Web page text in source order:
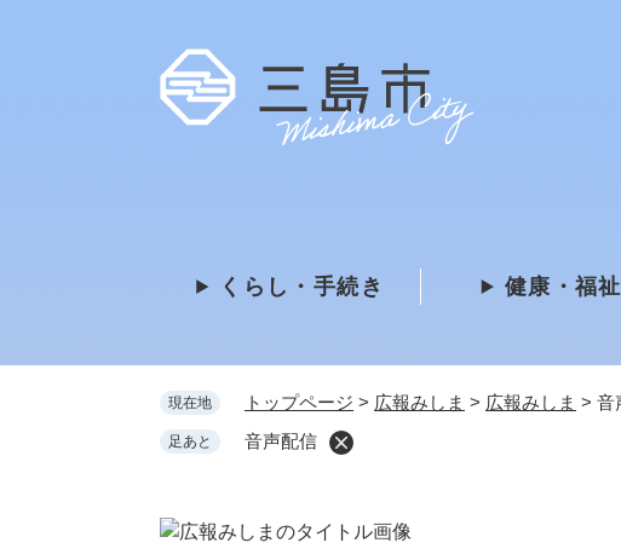
くらし・手続き 健康・福祉
現在地 トップページ > 広報みしま > 広報みしま > 音
足あと 音声配信